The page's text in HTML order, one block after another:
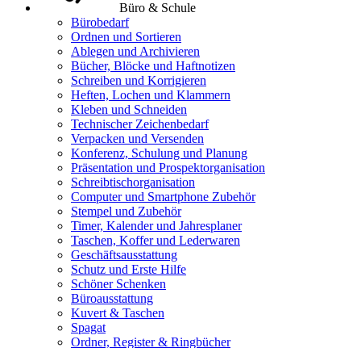
Büro & Schule
Bürobedarf
Ordnen und Sortieren
Ablegen und Archivieren
Bücher, Blöcke und Haftnotizen
Schreiben und Korrigieren
Heften, Lochen und Klammern
Kleben und Schneiden
Technischer Zeichenbedarf
Verpacken und Versenden
Konferenz, Schulung und Planung
Präsentation und Prospektorganisation
Schreibtischorganisation
Computer und Smartphone Zubehör
Stempel und Zubehör
Timer, Kalender und Jahresplaner
Taschen, Koffer und Lederwaren
Geschäftsausstattung
Schutz und Erste Hilfe
Schöner Schenken
Büroausstattung
Kuvert & Taschen
Spagat
Ordner, Register & Ringbücher